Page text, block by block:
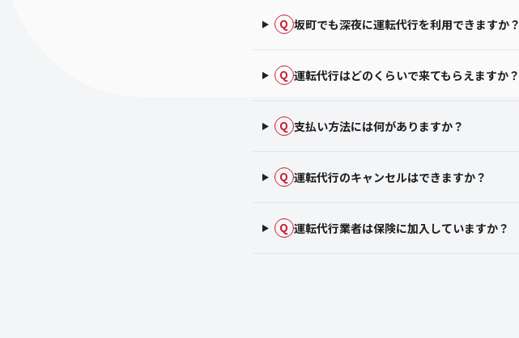
Q 坂町でも深夜に運転代行を利用できますか？
Q 運転代行はどのくらいで来てもらえますか？
Q 支払い方法には何がありますか？
Q 運転代行のキャンセルはできますか？
Q 運転代行業者は保険に加入していますか？